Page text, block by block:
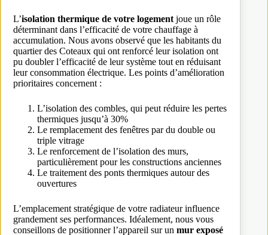
L’isolation thermique de votre logement joue un rôle
déterminant dans l’efficacité de votre chauffage à
accumulation. Nous avons observé que les habitants du
quartier des Coteaux qui ont renforcé leur isolation ont
pu doubler l’efficacité de leur système tout en réduisant
leur consommation électrique. Les points d’amélioration
prioritaires concernent :
L’isolation des combles, qui peut réduire les pertes
thermiques jusqu’à 30%
Le remplacement des fenêtres par du double ou
triple vitrage
Le renforcement de l’isolation des murs,
particulièrement pour les constructions anciennes
Le traitement des ponts thermiques autour des
ouvertures
L’emplacement stratégique de votre radiateur influence
grandement ses performances. Idéalement, nous vous
conseillons de positionner l’appareil sur un mur exposé